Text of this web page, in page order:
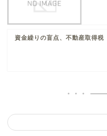
資金繰り​の盲点、不動産取得税